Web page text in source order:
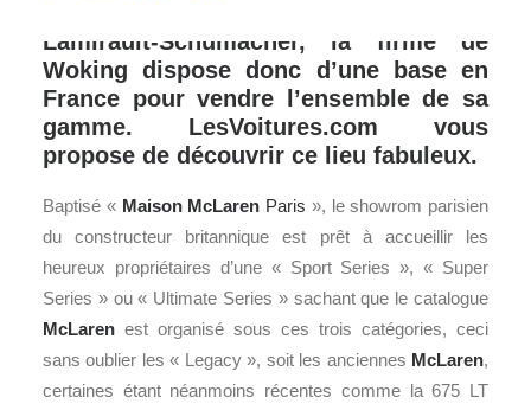
Lamirault-Schumacher, la firme de
Woking dispose donc d’une base en
France pour vendre l’ensemble de sa
gamme. LesVoitures.com vous
propose de découvrir ce lieu fabuleux.
Baptisé « Maison McLaren Paris », le showrom parisien
du constructeur britannique est prêt à accueillir les
heureux propriétaires d’une « Sport Series », « Super
Series » ou « Ultimate Series » sachant que le catalogue
McLaren est organisé sous ces trois catégories, ceci
sans oublier les « Legacy », soit les anciennes McLaren,
certaines étant néanmoins récentes comme la 675 LT